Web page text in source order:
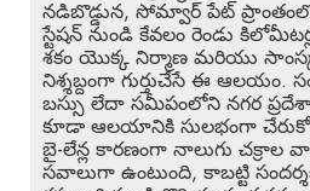
నడిబొడ్డున, సోమ్వార్ పేట్
స్టేషన్ నుండి కేవలం రెండు
శకం యొక్క నిర్మాణ మరియు
నిశ్శబ్దంగా గుర్తుచేసే ఈ ఆలయం.
బస్సు లేదా సమీపంలోని నగర
కూడా ఆలయానికి సులభంగా
బై-లేన్ల కారణంగా నాలుగు
సవాలుగా ఉంటుంది, కాబట్టి